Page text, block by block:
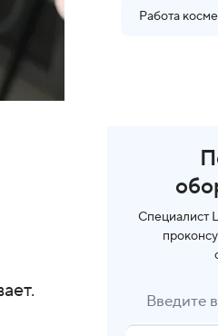
Работа
Специалист
Введите